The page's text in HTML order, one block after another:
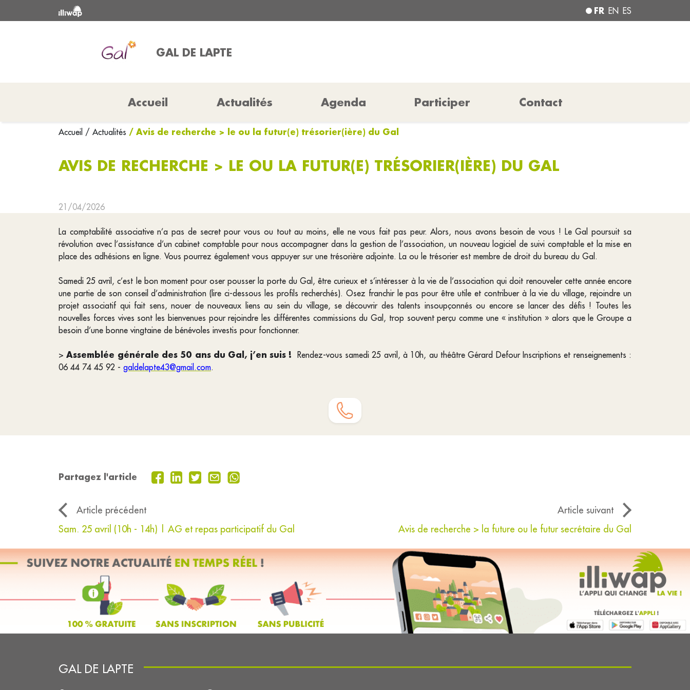
FR EN ES
GAL DE LAPTE
Accueil Actualités Agenda Participer Contact
Accueil / Actualités / Avis de recherche > le ou la futur(e) trésorier(ière) du Gal
AVIS DE RECHERCHE > LE OU LA FUTUR(E) TRÉSORIER(IÈRE) DU GAL
21/04/2026
La comptabilité associative n’a pas de secret pour vous ou tout au moins, elle ne vous fait pas peur. Alors, nous avons besoin de vous ! Le Gal poursuit sa
révolution avec l’assistance d’un cabinet comptable pour nous accompagner dans la gestion de l’association, un nouveau logiciel de suivi comptable et la mise en
place des adhésions en ligne. Vous pourrez également vous appuyer sur une trésorière adjointe. La ou le trésorier est membre de droit du bureau du Gal.
Samedi 25 avril, c’est le bon moment pour oser pousser la porte du Gal, être curieux et s’intéresser à la vie de l’association qui doit renouveler cette année encore
une partie de son conseil d’administration (lire ci-dessous les profils recherchés). Osez franchir le pas pour être utile et contribuer à la vie du village, rejoindre un
projet associatif qui fait sens, nouer de nouveaux liens au sein du village, se découvrir des talents insoupçonnés ou encore se lancer des défis ! Toutes les
nouvelles forces vives sont les bienvenues pour rejoindre les différentes commissions du Gal, trop souvent perçu comme une « institution » alors que le Groupe a
besoin d’une bonne vingtaine de bénévoles investis pour fonctionner.
>Assemblée générale des 50 ans du Gal, j’en suis ! Rendez-vous samedi 25 avril, à 10h, au théâtre Gérard Defour Inscriptions et renseignements :
06 44 74 45 92 - galdelapte43@gmail.com.
Partagez l'article
Article précédent
Article suivant
Sam. 25 avril (10h - 14h) | AG et repas participatif du Gal
Avis de recherche > la future ou le futur secrétaire du Gal
GAL DE LAPTE